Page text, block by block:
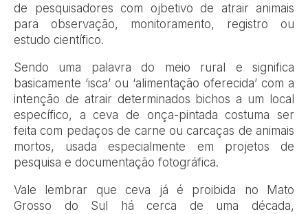
de pesquisadores com ojbetivo de atrair animais
para observação, monitoramento, registro ou
estudo científico.
Sendo uma palavra do meio rural e significa
basicamente ‘isca’ ou ‘alimentação oferecida’ com a
intenção de atrair determinados bichos a um local
específico, a ceva de onça-pintada costuma ser
feita com pedaços de carne ou carcaças de animais
mortos, usada especialmente em projetos de
pesquisa e documentação fotográfica.
Vale lembrar que ceva já é proibida no Mato
Grosso do Sul há cerca de uma década,